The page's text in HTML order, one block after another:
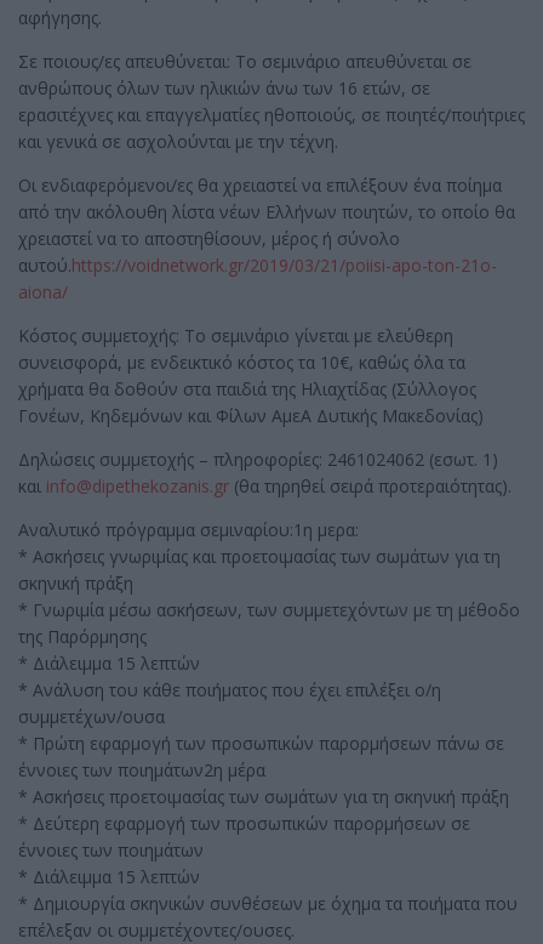
αφήγησης.
Σε ποιους/ες απευθύνεται: Το σεμινάριο απευθύνεται σε
ανθρώπους όλων των ηλικιών άνω των 16 ετών, σε
ερασιτέχνες και επαγγελματίες ηθοποιούς, σε ποιητές/ποιήτριες
και γενικά σε ασχολούνται με την τέχνη.
Οι ενδιαφερόμενοι/ες θα χρειαστεί να επιλέξουν ένα ποίημα
από την ακόλουθη λίστα νέων Ελλήνων ποιητών, το οποίο θα
χρειαστεί να το αποστηθίσουν, μέρος ή σύνολο
αυτού.https://voidnetwork.gr/2019/03/21/poiisi-apo-ton-21o-
aiona/
Κόστος συμμετοχής: Το σεμινάριο γίνεται με ελεύθερη
συνεισφορά, με ενδεικτικό κόστος τα 10€, καθώς όλα τα
χρήματα θα δοθούν στα παιδιά της Ηλιαχτίδας (Σύλλογος
Γονέων, Κηδεμόνων και Φίλων ΑμεΑ Δυτικής Μακεδονίας)
Δηλώσεις συμμετοχής – πληροφορίες: 2461024062 (εσωτ. 1)
και info@dipethekozanis.gr (θα τηρηθεί σειρά προτεραιότητας).
Αναλυτικό πρόγραμμα σεμιναρίου:1η μερα:
* Ασκήσεις γνωριμίας και προετοιμασίας των σωμάτων για τη
σκηνική πράξη
* Γνωριμία μέσω ασκήσεων, των συμμετεχόντων με τη μέθοδο
της Παρόρμησης
* Διάλειμμα 15 λεπτών
* Ανάλυση του κάθε ποιήματος που έχει επιλέξει ο/η
συμμετέχων/ουσα
* Πρώτη εφαρμογή των προσωπικών παρορμήσεων πάνω σε
έννοιες των ποιημάτων2η μέρα
* Ασκήσεις προετοιμασίας των σωμάτων για τη σκηνική πράξη
* Δεύτερη εφαρμογή των προσωπικών παρορμήσεων σε
έννοιες των ποιημάτων
* Διάλειμμα 15 λεπτών
* Δημιουργία σκηνικών συνθέσεων με όχημα τα ποιήματα που
επέλεξαν οι συμμετέχοντες/ουσες.